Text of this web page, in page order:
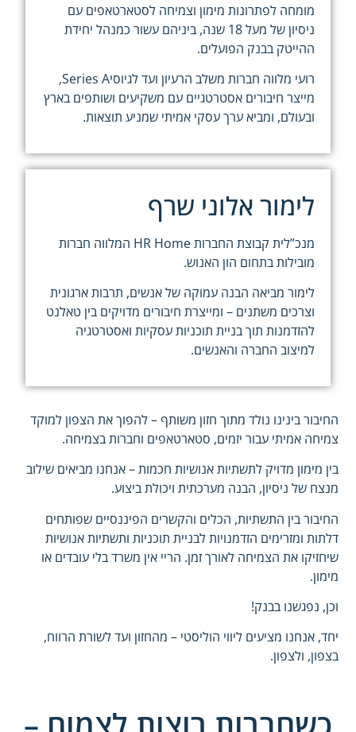
מומחה לפתרונות מימון וצמיחה לסטארטאפים עם
ניסיון של מעל 18 שנה, ביניהם עשור כמנהל יחידת
ההייטק בבנק הפועלים.
רועי מלווה חברות משלב הרעיון ועד לגיוסי
Series A,
מייצר חיבורים אסטרטגיים עם משקיעים ושותפים בארץ
ובעולם, ומביא ערך עסקי אמיתי שמניע תוצאות.
לימור אלוני שרף
מנכ”לית קבוצת החברות HR Home המלווה חברות
מובילות בתחום הון האנוש.
לימור מביאה הבנה עמוקה של אנשים, תרבות ארגונית
וצרכים משתנים – ומייצרת חיבורים מדויקים בין טאלנט
להזדמנות תוך בניית תוכניות עסקיות ואסטרטגיה
למיצוב החברה והאנשים.
החיבור בינינו נולד מתוך חזון משותף – להפוך את הצפון למוקד
צמיחה אמיתי עבור יזמים, סטארטאפים וחברות בצמיחה.
בין מימון מדויק לתשתיות אנושיות חכמות – אנחנו מביאים שילוב
מנצח של ניסיון, הבנה מערכתית ויכולת ביצוע.
החיבור בין התשתיות, הכלים והקשרים הפיננסיים שפותחים
דלתות ומזרימים הזדמנויות לבניית תוכניות ותשתיות אנושיות
שיחזיקו את הצמיחה לאורך זמן. הריי אין משרד בלי עובדים או
מימון.
וכן, נפגשנו בבנק!
יחד, אנחנו מציעים ליווי הוליסטי – מהחזון ועד לשורת הרווח,
בצפון, ולצפון.